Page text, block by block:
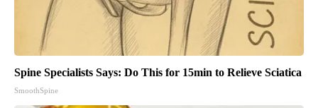
Spine Specialists Says: Do This for 15min to Relieve Sciatica
SmoothSpine